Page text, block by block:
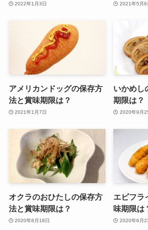
2022年1月3日 2021年5月6
アメリカンドッグの保存方
法と賞味期限は？
2021年1月7日
いかめし
期限は？
2020年9月
オクラのおひたしの保存方
法と賞味期限は？
2020年8月18日
エビフラ
味期限は
2020年6月